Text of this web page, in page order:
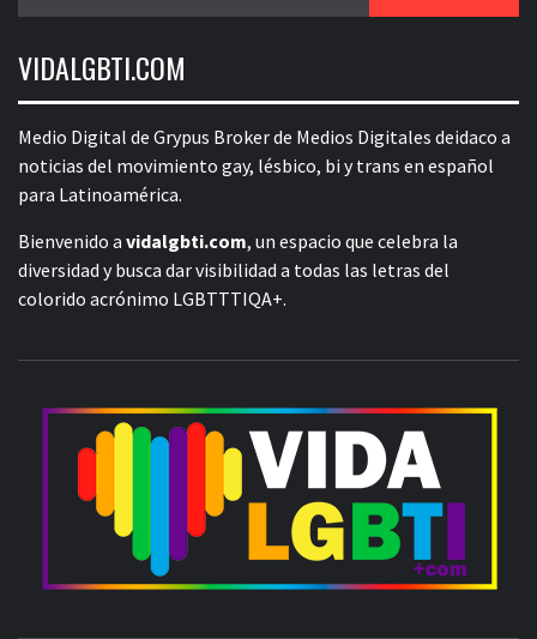
VIDALGBTI.COM
Medio Digital de Grypus Broker de Medios Digitales deidaco a
noticias del movimiento gay, lésbico, bi y trans en español
para Latinoamérica.
Bienvenido a vidalgbti.com, un espacio que celebra la
diversidad y busca dar visibilidad a todas las letras del
colorido acrónimo LGBTTTIQA+.